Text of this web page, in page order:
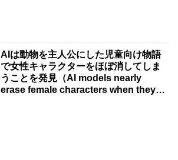
AIは動物を主人公にした児童向け物語
で女性キャラクターをほぼ消してしま
うことを発見（AI models nearly
erase female characters when they